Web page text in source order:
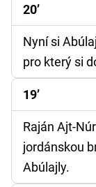
20’
Nyní si
pro který si
19’
Raján Ajt-
jordánskou
Abúlajly.